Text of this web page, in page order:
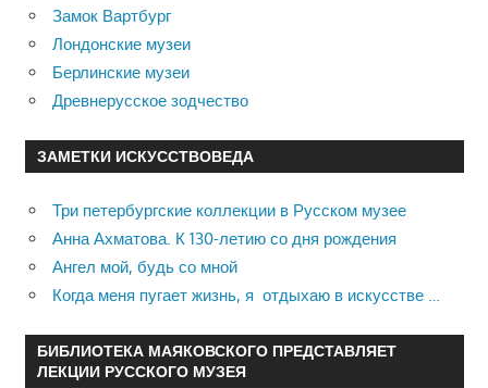
Замок Вартбург
Лондонские музеи
Берлинские музеи
Древнерусское зодчество
ЗАМЕТКИ ИСКУССТВОВЕДА
Три петербургские коллекции в Русском музее
Анна Ахматова. К 130-летию со дня рождения
Ангел мой, будь со мной
Когда меня пугает жизнь, я отдыхаю в искусстве …
БИБЛИОТЕКА МАЯКОВСКОГО ПРЕДСТАВЛЯЕТ
ЛЕКЦИИ РУССКОГО МУЗЕЯ